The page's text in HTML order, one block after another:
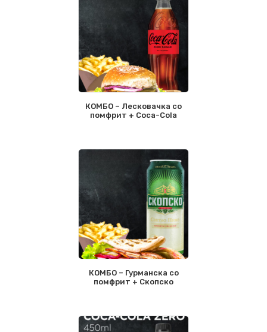
КОМБО – Лесковачка со
помфрит + Coca-Cola
КОМБО – Гурманска со
помфрит + Скопско